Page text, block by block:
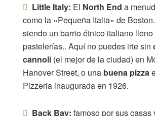
Little Italy: El North End a
como la «Pequeña Italia» de
siendo un barrio étnico italiano
pastelerías.. Aquí no puedes irte sin
cannoli (el mejor de la ciudad) en
Hanover Street, o una buena pizza
Pizzeria inaugurada en 1926.
Back Bay: famoso por sus casas